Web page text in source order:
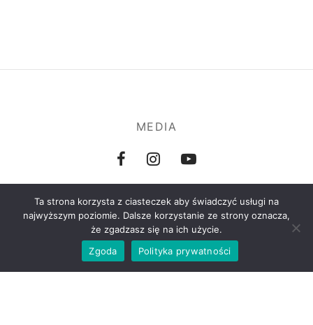
MEDIA
POLITYKA PRYWATNOŚCI DANYCH OSOBOWYCH
REGULAMIN
Ta strona korzysta z ciasteczek aby świadczyć usługi na
najwyższym poziomie. Dalsze korzystanie ze strony oznacza,
że zgadzasz się na ich użycie.
Zgoda
Polityka prywatności